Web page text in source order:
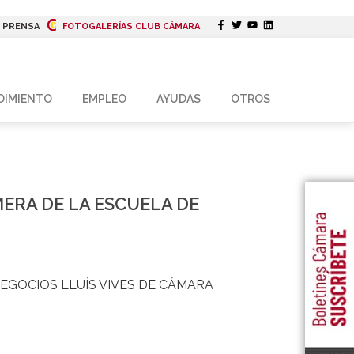
PRENSA FOTOGALERÍAS CLUB CÁMARA
EMPLEO AYUDAS OTROS
DE LA ESCUELA DE
LLUÍS VIVES DE CÁMARA